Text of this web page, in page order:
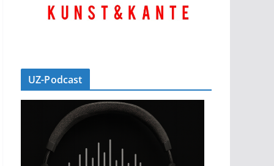
UZ-Podcast